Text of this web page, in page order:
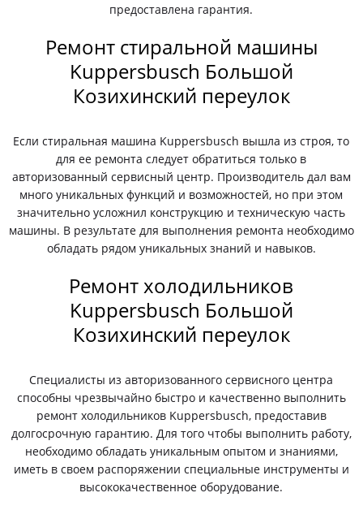
предоставлена гарантия.
Ремонт стиральной машины
Kuppersbusch Большой
Козихинский переулок
Если стиральная машина Kuppersbusch вышла из строя, то
для ее ремонта следует обратиться только в
авторизованный сервисный центр. Производитель дал вам
много уникальных функций и возможностей, но при этом
значительно усложнил конструкцию и техническую часть
машины. В результате для выполнения ремонта необходимо
обладать рядом уникальных знаний и навыков.
Ремонт холодильников
Kuppersbusch Большой
Козихинский переулок
Специалисты из авторизованного сервисного центра
способны чрезвычайно быстро и качественно выполнить
ремонт холодильников Kuppersbusch, предоставив
долгосрочную гарантию. Для того чтобы выполнить работу,
необходимо обладать уникальным опытом и знаниями,
иметь в своем распоряжении специальные инструменты и
высококачественное оборудование.